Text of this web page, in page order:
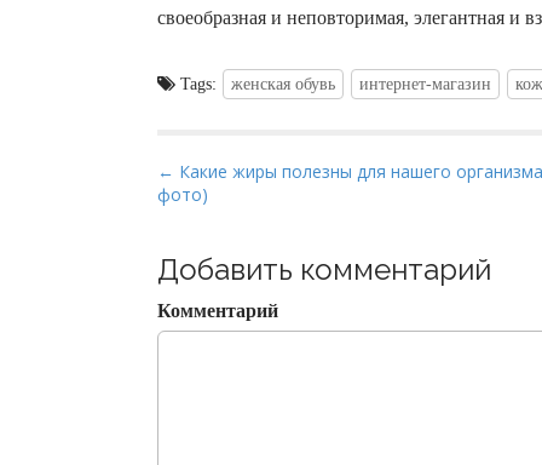
своеобразная и неповторимая, элегантная и
Tags: женская обувь интернет-магазин
P
o
t
n
a
← Какие жиры полезны для нашего
фото)
Добавить комментарий
Комментарий